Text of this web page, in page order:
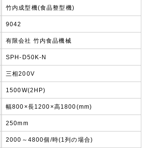
竹内成型機(食品整型機)
9042
有限会社 竹内食品機械
SPH-D50K-N
三相200V
1500W(2HP)
幅800×長1200×高1800(mm)
250mm
2000～4800個/時(1列の場合)